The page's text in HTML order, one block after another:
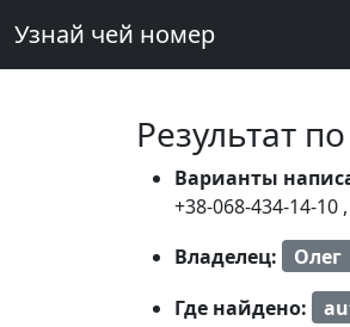
Узнай чей номер
Результат
Варианты
+38-068-434-14-10 ,
Владелец:
Олег
Где найдено: